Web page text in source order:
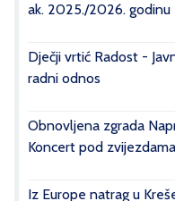
ak. 2025./2026. godinu
Dječji vrtić Radost -
radni odnos
Obnovljena zgrada
Koncert pod
Iz Europe natrag u